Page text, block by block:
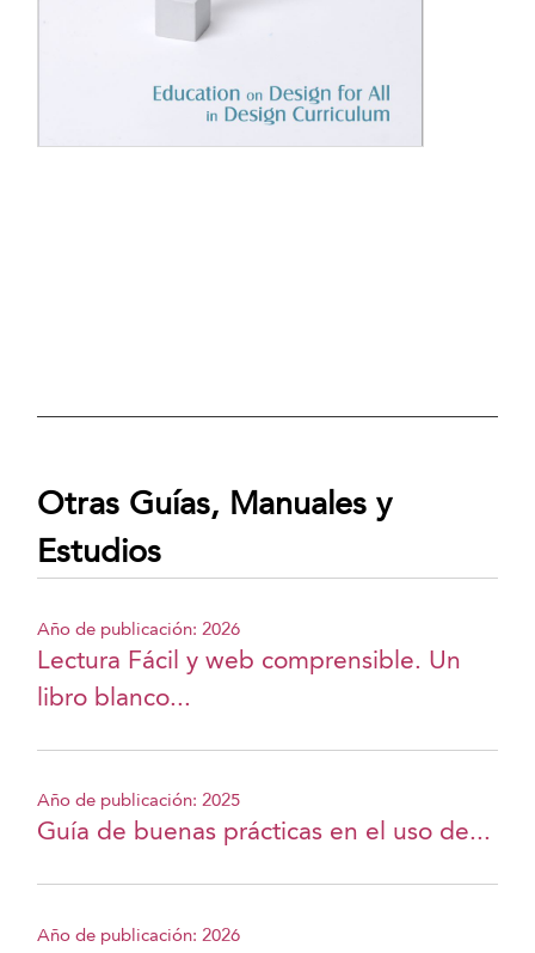
Otras Guías, Manuales y
Estudios
Año de publicación: 2026
Lectura Fácil y web comprensible. Un
libro blanco...
Año de publicación: 2025
Guía de buenas prácticas en el uso de...
Año de publicación: 2026